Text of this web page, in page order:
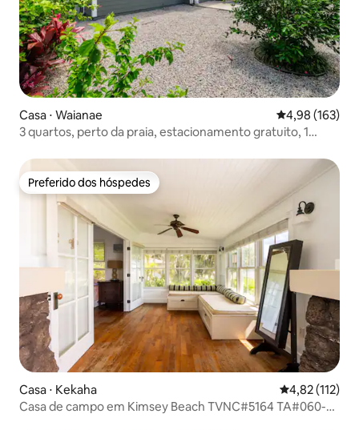
Casa ⋅ Waianae 4,98 de uma
4,98 (163)
3 quartos, perto da praia, estacionamento gratuito, 1
Preferido dos hóspedes
Preferido dos hóspedes
Casa ⋅ Kekaha 4,82 de uma
4,82 (112)
Casa de campo em Kimsey Beach TVNC#5164 TA#060-